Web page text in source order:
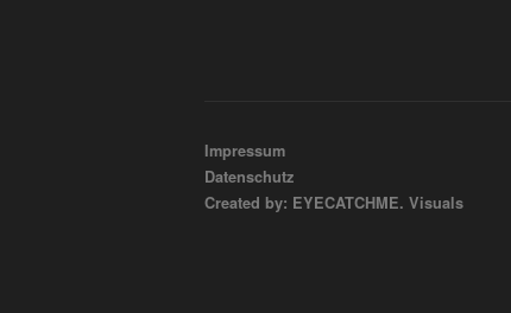
Impressum
Datenschutz
Created by: EYECATCHME. Visuals